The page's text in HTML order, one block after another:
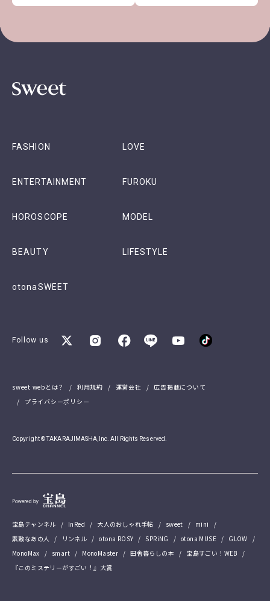
FASHION LOVE
ENTERTAINMENT FUROKU
HOROSCOPE MODEL
BEAUTY LIFESTYLE
otonaSWEET
Follow us
sweet webとは？ 利用規約 運営会社
広告掲載について
プライバシーポリシー
Copyright © TAKARAJIMASHA,Inc. All Rights Reserved.
宝島チャンネル InRed 大人のおしゃれ手帖 sweet
mini
素敵なあの人
リンネル otona ROSY SPRiNG otona MUSE
GLOW
MonoMax
smart MonoMaster 田舎暮らしの本
宝島すごい！WEB
『このミステリーがすごい！』大賞